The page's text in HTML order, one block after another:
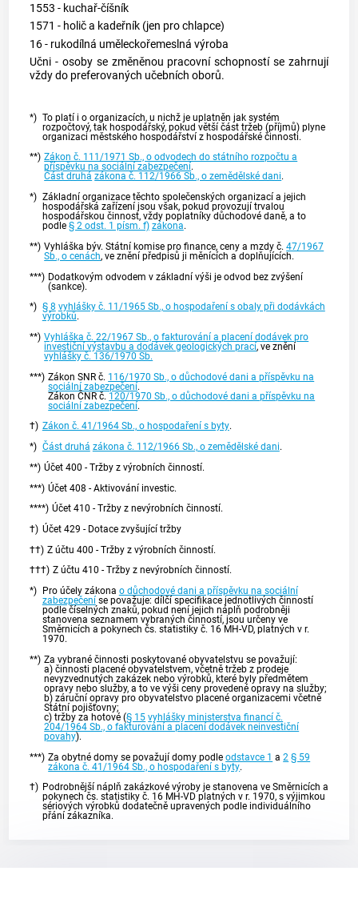
1553 - kuchař-číšník
1571 - holič a kadeřník (jen pro chlapce)
16 - rukodílná uměleckořemeslná výroba
Učni - osoby se změněnou pracovní schopností se zahrnují
vždy do preferovaných učebních oborů.
*) To platí i o organizacích, u nichž je uplatněn jak systém
rozpočtový, tak hospodářský, pokud větší část tržeb (příjmů) plyne
organizaci městského hospodářství z hospodářské činnosti.
**) Zákon č. 111/1971 Sb., o odvodech do státního rozpočtu a
příspěvku na sociální zabezpečení.
Část druhá zákona č. 112/1966 Sb., o zemědělské dani.
*) Základní organizace těchto společenských organizací a jejich
hospodářská zařízení jsou však, pokud provozují trvalou
hospodářskou činnost, vždy poplatníky důchodové daně, a to
podle § 2 odst. 1 písm. f) zákona.
**) Vyhláška býv. Státní komise pro finance, ceny a mzdy č.47/1967
Sb., o cenách, ve znění předpisů ji měnících a doplňujících.
***) Dodatkovým odvodem v základní výši je odvod bez zvýšení
(sankce).
*) § 8 vyhlášky č. 11/1965 Sb., o hospodaření s obaly při dodávkách
výrobků.
**) Vyhláška č. 22/1967 Sb., o fakturování a placení dodávek pro
investiční výstavbu a dodávek geologických prací, ve znění
vyhlášky č. 136/1970 Sb.
***) Zákon SNR č. 116/1970 Sb., o důchodové dani a příspěvku na
sociální zabezpečení.
Zákon ČNR č. 120/1970 Sb., o důchodové dani a příspěvku na
sociální zabezpečení.
†) Zákon č. 41/1964 Sb., o hospodaření s byty.
*) Část druhá zákona č. 112/1966 Sb., o zemědělské dani.
**) Účet 400 - Tržby z výrobních činností.
***) Účet 408 - Aktivování investic.
****) Účet 410 - Tržby z nevýrobních činností.
†) Účet 429 - Dotace zvyšující tržby
††) Z účtu 400 - Tržby z výrobních činností.
†††) Z účtu 410 - Tržby z nevýrobních činností.
*)
Pro účely zákona o důchodové dani a příspěvku na sociální
zabezpečeníse považuje: dílčí specifikace jednotlivých činností
podle číselných znaků, pokud není jejich náplň podrobněji
stanovena seznamem vybraných činností, jsou určeny ve
Směrnicích a pokynech čs. statistiky č. 16 MH-VD, platných v r.
1970.
**) Za vybrané činnosti poskytované obyvatelstvu se považují:
a) činnosti placené obyvatelstvem, včetně tržeb z prodeje
nevyzvednutých zakázek nebo výrobků, které byly předmětem
opravy nebo služby, a to ve výši ceny provedené opravy na služby;
b) záruční opravy pro obyvatelstvo placené organizacemi včetně
Státní pojišťovny;
c) tržby za hotové (§ 15 vyhlášky ministerstva financí č.
204/1964 Sb., o fakturování a placení dodávek neinvestiční
povahy).
***) Za obytné domy se považují domy podleodstavce 1 a2 § 59
zákona č. 41/1964 Sb., o hospodaření s byty.
†) Podrobnější náplň zakázkové výroby je stanovena ve Směrnicích a
pokynech čs. statistiky č. 16 MH-VD platných v r. 1970, s výjimkou
sériových výrobků dodatečně upravených podle individuálního
přání zákazníka.